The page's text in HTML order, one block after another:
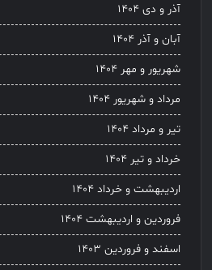
آذر و دی ۱۴۰۴
آبان و آذر ۱۴۰۴
شهریور و مهر ۱۴۰۴
مرداد و شهریور ۱۴۰۴
تیر و مرداد ۱۴۰۴
خرداد و تیر ۱۴۰۴
اردیبهشت و خرداد ۱۴۰۴
فروردین و اردیبهشت ۱۴۰۴
اسفند و فروردین ۱۴۰۳